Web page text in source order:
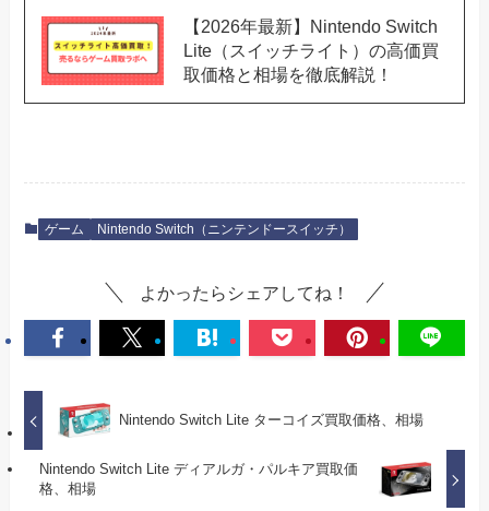
【2026年最新】Nintendo Switch
Lite（スイッチライト）の高価買
取価格と相場を徹底解説！
ゲーム Nintendo Switch（ニンテンドースイッチ）
よかったらシェアしてね！
Nintendo Switch Lite ターコイズ買取価格、相場
Nintendo Switch Lite ディアルガ・パルキア買取価
格、相場